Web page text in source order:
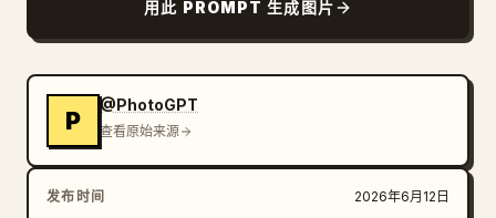
用此 PROMPT 生成图片
P
@PhotoGPT
查看原始来源
发布时间 2026年6月12日